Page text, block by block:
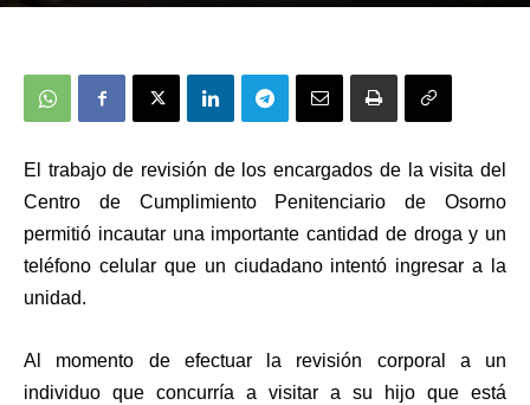
El trabajo de revisión de los encargados de la visita del
Centro de Cumplimiento Penitenciario de Osorno
permitió incautar una importante cantidad de droga y un
teléfono celular que un ciudadano intentó ingresar a la
unidad.
Al momento de efectuar la revisión corporal a un
individuo que concurría a visitar a su hijo que está